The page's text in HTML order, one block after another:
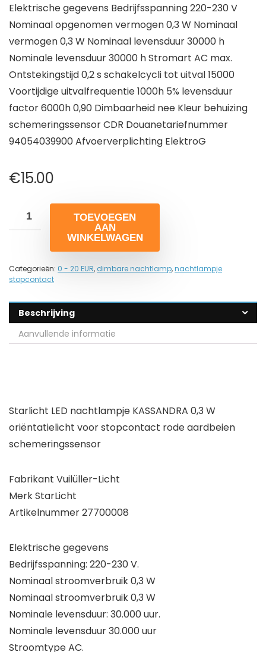
Elektrische gegevens Bedrijfsspanning 220-230 V
Nominaal opgenomen vermogen 0,3 W Nominaal
vermogen 0,3 W Nominaal levensduur 30000 h
Nominale levensduur 30000 h Stromart AC max.
Ontstekingstijd 0,2 s schakelcycli tot uitval 15000
Voortijdige uitvalfrequentie 1000h 5% levensduur
factor 6000h 0,90 Dimbaarheid nee Kleur behuizing
schemeringssensor CDR Douanetariefnummer
94054039900 Afvoerverplichting ElektroG
€15.00
TOEVOEGEN
AAN
WINKELWAGEN
Categorieën: 0 - 20 EUR, dimbare nachtlamp,nachtlampje
stopcontact
Beschrijving
Aanvullende informatie
Starlicht LED nachtlampje KASSANDRA 0,3 W
oriëntatielicht voor stopcontact rode aardbeien
schemeringssensor
Fabrikant Vuilüller-Licht
Merk StarLicht
Artikelnummer 27700008
Elektrische gegevens
Bedrijfsspanning: 220-230 V.
Nominaal stroomverbruik 0,3 W
Nominaal stroomverbruik 0,3 W
Nominale levensduur: 30.000 uur.
Nominale levensduur 30.000 uur
Stroomtype AC.